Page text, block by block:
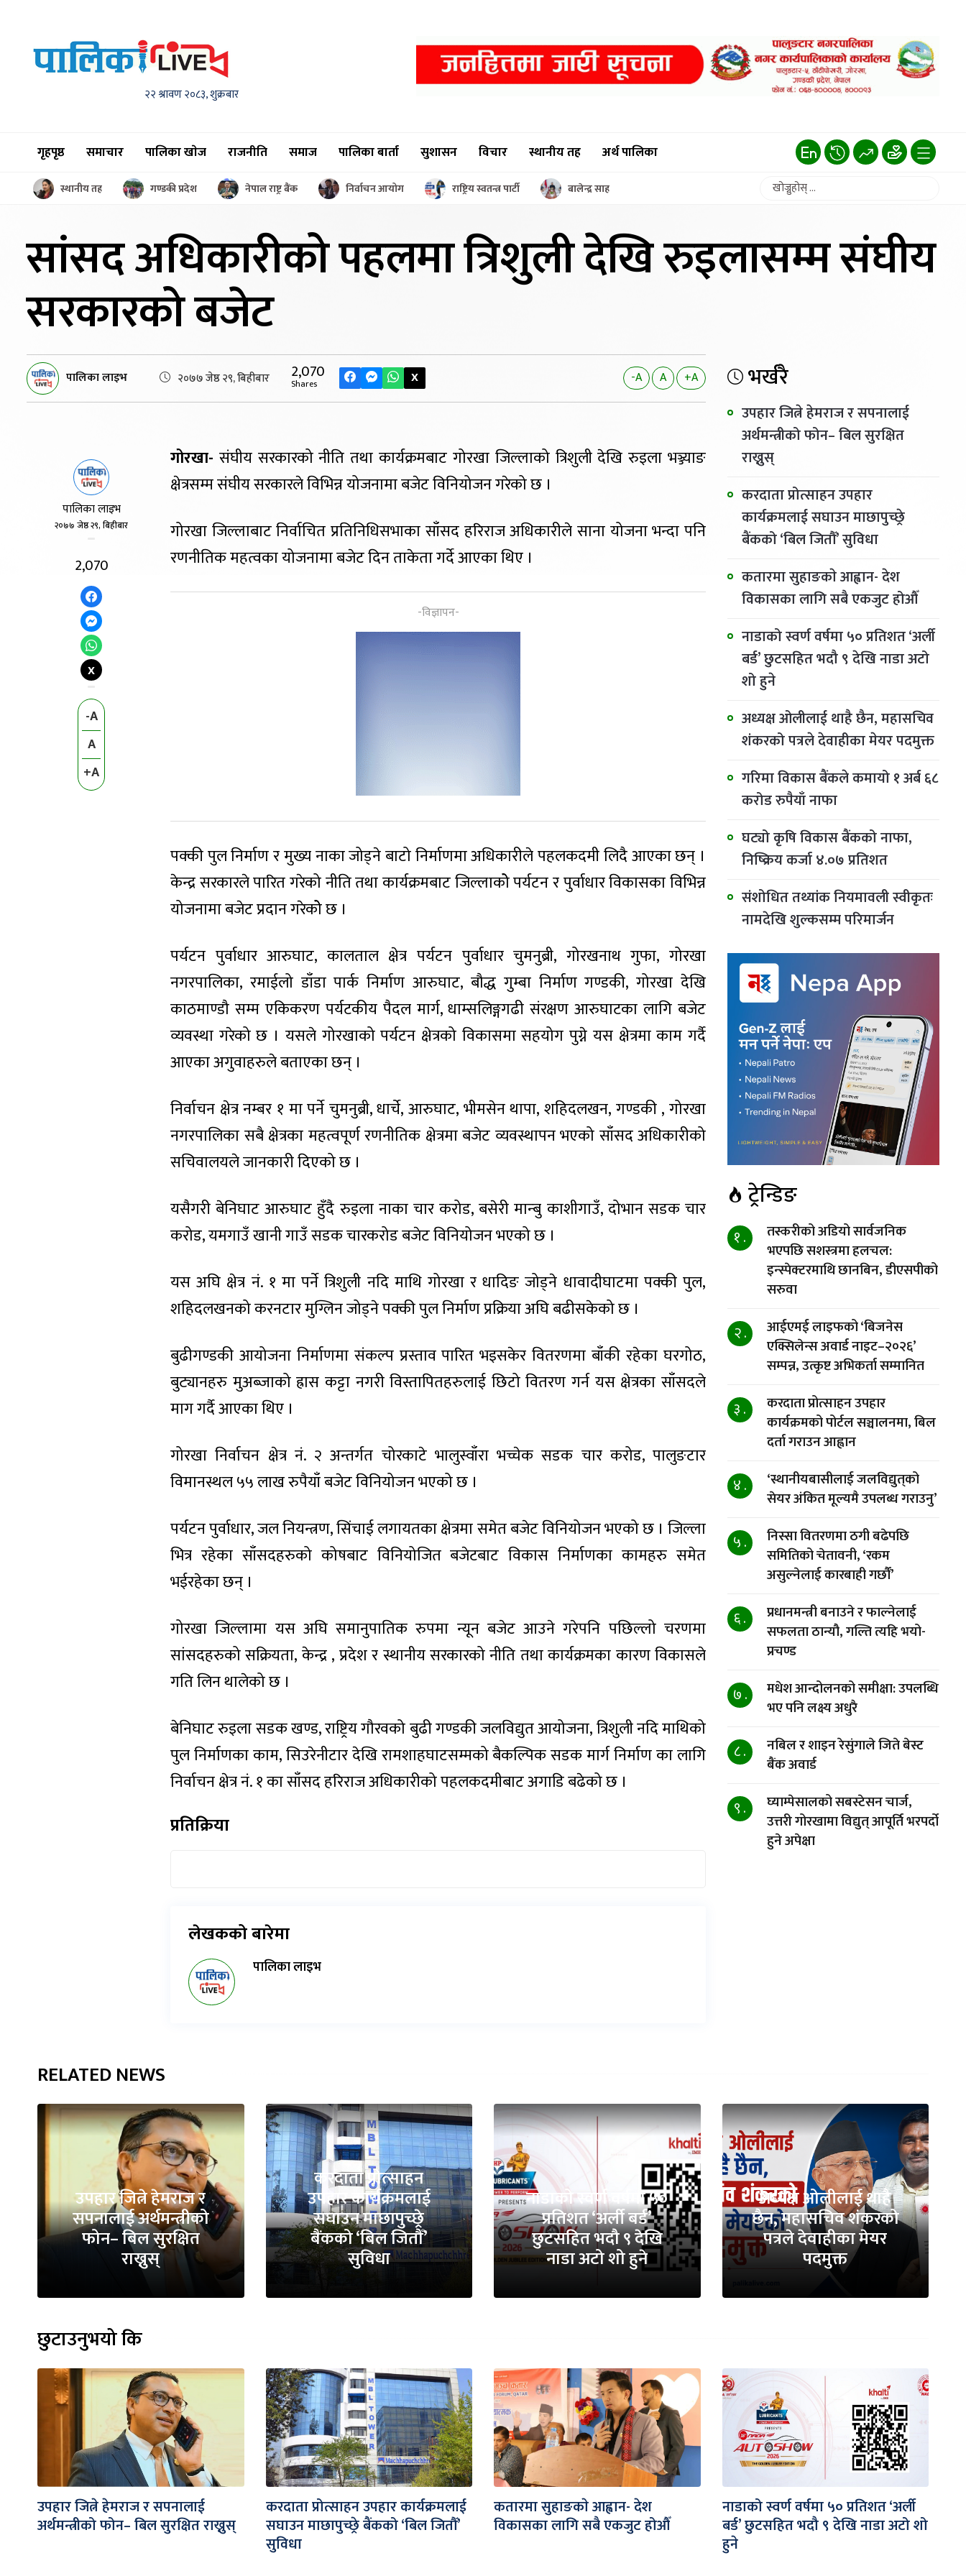
२२ श्रावण २०८३, शुक्रबार
गृहपृष्ठ समाचार पालिका खाेज राजनीति समाज पालिका बार्ता सुशासन विचार स्थानीय तह अर्थ पालिका
स्थानीय तह गण्डकी प्रदेश नेपाल राष्ट्र बैंक निर्वाचन आयोग राष्ट्रिय स्वतन्त्र पार्टी बालेन्द्र साह
सांसद अधिकारीको पहलमात्रिशुली देखि रुइलासम्म संघीय
सरकारको बजेट
पालिका लाइभ २०७७ जेष्ठ २९, बिहीबार 2,070
Shares X -A A +A
पालिका लाइभ
२०७७ जेष्ठ २९, बिहीबार
2,070
X
-A
A
+A
गोरखा- संघीय सरकारको नीति तथा कार्यक्रमबाट गोरखा जिल्लाको त्रिशुली देखि रुइला भञ्ज्याङ
क्षेत्रसम्म संघीय सरकारले विभिन्न योजनामा बजेट विनियोजन गरेको छ ।
गोरखा जिल्लाबाट निर्वाचित प्रतिनिधिसभाका साँसद हरिराज अधिकारीले साना योजना भन्दा पनि
रणनीतिक महत्वका योजनामा बजेट दिन ताकेता गर्दे आएका थिए ।
पक्की पुल निर्माण र मुख्य नाका जोड्ने बाटो निर्माणमा अधिकारीले पहलकदमी लिदै आएका छन् ।
केन्द्र सरकारले पारित गरेको नीति तथा कार्यक्रमबाट जिल्लाकोे पर्यटन र पुर्वाधार विकासका विभिन्न
योजनामा बजेट प्रदान गरेकोे छ ।
पर्यटन पुर्वाधार आरुघाट, कालताल क्षेत्र पर्यटन पुर्वाधार चुमनुब्री, गोरखनाथ गुफा, गोरखा
नगरपालिका, रमाईलो डाँडा पार्क निर्माण आरुघाट, बौद्ध गुम्बा निर्माण गण्डकी, गोरखा देखि
काठमाण्डौ सम्म एकिकरण पर्यटकीय पैदल मार्ग, धाम्सलिङ्गगढी संरक्षण आरुघाटका लागि बजेट
व्यवस्था गरेको छ । यसले गोरखाको पर्यटन क्षेत्रको विकासमा सहयोग पुग्ने यस क्षेत्रमा काम गर्दै
आएका अगुवाहरुले बताएका छन् ।
निर्वाचन क्षेत्र नम्बर १ मा पर्ने चुमनुब्री, धार्चे, आरुघाट, भीमसेन थापा, शहिदलखन, गण्डकी , गोरखा
नगरपालिका सबै क्षेत्रका महत्वपूर्ण रणनीतिक क्षेत्रमा बजेट व्यवस्थापन भएको साँसद अधिकारीको
सचिवालयले जानकारी दिएको छ ।
यसैगरी बेनिघाट आरुघाट हुँदै रुइला नाका चार करोड, बसेरी मान्बु काशीगाउँ, दोभान सडक चार
करोड, यमगाउँ खानी गाउँ सडक चारकरोड बजेट विनियोजन भएको छ ।
यस अघि क्षेत्र नं. १ मा पर्ने त्रिशुली नदि माथि गोरखा र धादिङ जोड्ने धावादीघाटमा पक्की पुल,
शहिदलखनको करनटार मुग्लिन जोड्ने पक्की पुल निर्माण प्रक्रिया अघि बढीसकेको छ ।
बुढीगण्डकी आयोजना निर्माणमा संकल्प प्रस्ताव पारित भइसकेर वितरणमा बाँकी रहेका घरगोठ,
बुट्यानहरु मुअब्जाको ह्रास कट्टा नगरी विस्तापितहरुलाई छिटो वितरण गर्न यस क्षेत्रका साँसदले
माग गर्दै आएका थिए ।
गोरखा निर्वाचन क्षेत्र नं. २ अन्तर्गत चोरकाटे भालुस्वाँरा भच्चेक सडक चार करोड, पालुङटार
विमानस्थल ५५ लाख रुपैयाँ बजेट विनियोजन भएको छ ।
पर्यटन पुर्वाधार, जल नियन्त्रण, सिंचाई लगायतका क्षेत्रमा समेत बजेट विनियोजन भएको छ । जिल्ला
भित्र रहेका साँसदहरुको कोषबाट विनियोजित बजेटबाट विकास निर्माणका कामहरु समेत
भईरहेका छन् ।
गोरखा जिल्लामा यस अघि समानुपातिक रुपमा न्यून बजेट आउने गरेपनि पछिल्लो चरणमा
सांसदहरुको सक्रियता, केन्द्र , प्रदेश र स्थानीय सरकारको नीति तथा कार्यक्रमका कारण विकासले
गति लिन थालेको छ ।
बेनिघाट रुइला सडक खण्ड, राष्ट्रिय गौरवको बुढी गण्डकी जलविद्युत आयोजना, त्रिशुली नदि माथिको
पुल निर्माणका काम, सिउरेनीटार देखि रामशाहघाटसम्मको बैकल्पिक सडक मार्ग निर्माण का लागि
निर्वाचन क्षेत्र नं. १ का साँसद हरिराज अधिकारीको पहलकदमीबाट अगाडि बढेको छ ।
प्रतिक्रिया
लेखकको बारेमा
पालिका लाइभ
भर्खरै
उपहार जित्ने हेमराज र सपनालाई
अर्थमन्त्रीको फोन– बिल सुरक्षित
राख्नुस्
करदाता प्रोत्साहन उपहार
कार्यक्रमलाई सघाउन माछापुच्छ्रे
बैंकको ‘बिल जितौँ’ सुविधा
कतारमा सुहाङकाे आह्वान- देश
विकासका लागि सबै एकजुट होऔँ
नाडाको स्वर्ण वर्षमा ५० प्रतिशत ‘अर्ली
बर्ड’ छुटसहित भदौ ९ देखि नाडा अटो
शो हुने
अध्यक्ष ओलीलाई थाहै छैन, महासचिव
शंकरको पत्रले देवाहीका मेयर पदमुक्त
गरिमा विकास बैंकले कमायो १ अर्ब ६८
करोड रुपैयाँ नाफा
घट्यो कृषि विकास बैंकको नाफा,
निष्क्रिय कर्जा ४.०७ प्रतिशत
संशोधित तथ्यांक नियमावली स्वीकृतः
नामदेखि शुल्कसम्म परिमार्जन
ट्रेन्डिङ
१ .
तस्करीको अडियो सार्वजनिक
भएपछि सशस्त्रमा हलचल:
इन्स्पेक्टरमाथि छानबिन, डीएसपीको
सरुवा
२ .
आईएमई लाइफको ‘बिजनेस
एक्सिलेन्स अवार्ड नाइट–२०२६’
सम्पन्न, उत्कृष्ट अभिकर्ता सम्मानित
३ .
करदाता प्रोत्साहन उपहार
कार्यक्रमको पोर्टल सञ्चालनमा, बिल
दर्ता गराउन आह्वान
४ .
‘स्थानीयबासीलाई जलविद्युत्‌को
सेयर अंकित मूल्यमै उपलब्ध गराउनु’
५ .
निस्सा वितरणमा ठगी बढेपछि
समितिको चेतावनी, ‘रकम
असुल्नेलाई कारबाही गर्छाैं’
६ .
प्रधानमन्त्री बनाउने र फाल्नेलाई
सफलता ठान्यौ, गल्ति त्यहि भयो-
प्रचण्ड
७ .
मधेश आन्दोलनको समीक्षा: उपलब्धि
भए पनि लक्ष्य अधुरै
८ .
नबिल र शाइन रेसुंगाले जिते बेस्ट
बैंक अवार्ड
९ .
घ्याम्पेसालको सबस्टेसन चार्ज,
उत्तरी गोरखामा विद्युत् आपूर्ति भरपर्दो
हुने अपेक्षा
RELATED NEWS
उपहार जित्ने हेमराज र
सपनालाई अर्थमन्त्रीको
फोन– बिल सुरक्षित
राख्नुस्
करदाता प्रोत्साहन
उपहार कार्यक्रमलाई
सघाउन माछापुच्छ्रे
बैंकको ‘बिल जितौँ’
सुविधा
नाडाको स्वर्ण वर्षमा ५०
प्रतिशत ‘अर्ली बर्ड’
छुटसहित भदौ ९ देखि
नाडा अटो शो हुने
अध्यक्ष ओलीलाई थाहै
छैन, महासचिव शंकरको
पत्रले देवाहीका मेयर
पदमुक्त
छुटाउनुभयो कि
उपहार जित्ने हेमराज र सपनालाई
अर्थमन्त्रीको फोन– बिल सुरक्षित राख्नुस्
करदाता प्रोत्साहन उपहार कार्यक्रमलाई
सघाउन माछापुच्छ्रे बैंकको ‘बिल जितौँ’
सुविधा
कतारमा सुहाङकाे आह्वान- देश
विकासका लागि सबै एकजुट होऔँ
नाडाको स्वर्ण वर्षमा ५० प्रतिशत ‘अर्ली
बर्ड’ छुटसहित भदौ ९ देखि नाडा अटो शो
हुने